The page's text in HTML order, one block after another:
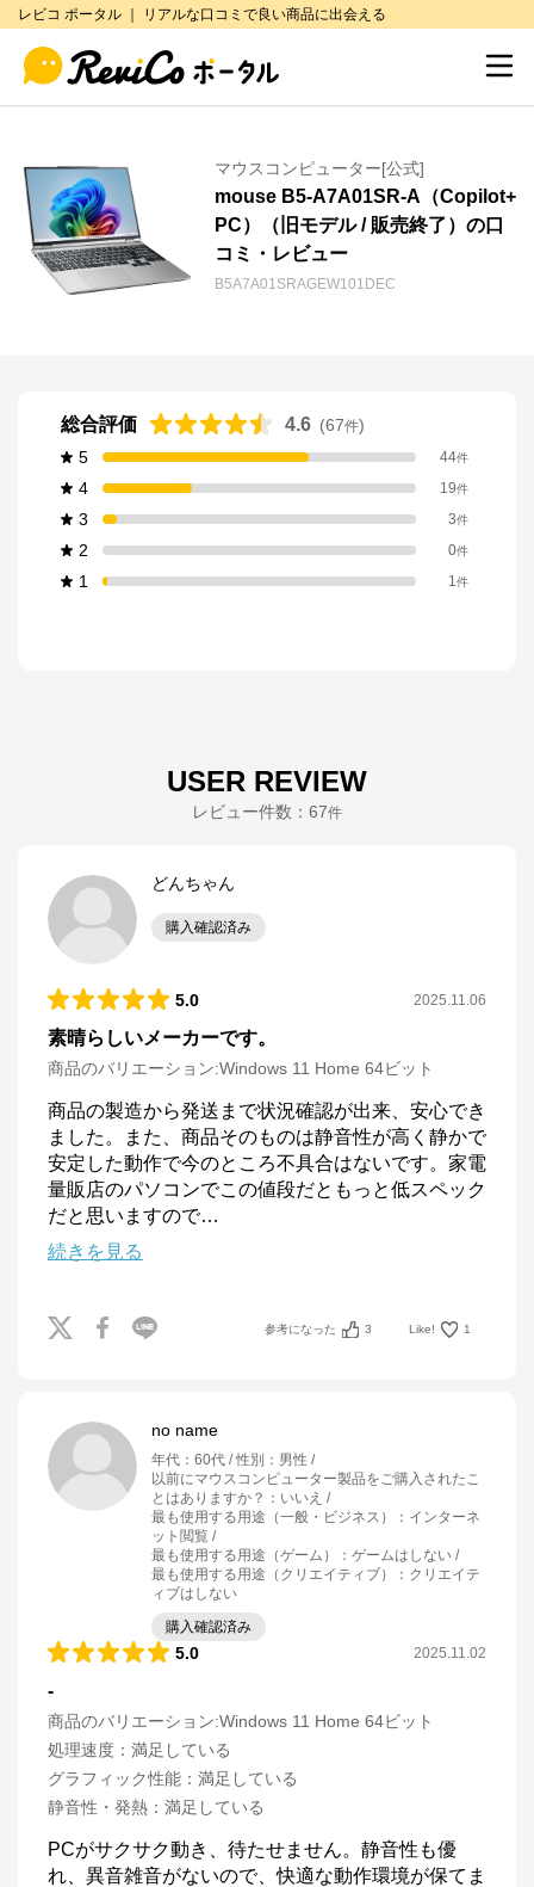
レビコ ポータル ｜ リアルな口コミで良い商品に出会える
マウスコンピューター[公式]
mouse B5-A7A01SR-A（Copilot+
PC）（旧モデル / 販売終了）の口
コミ・レビュー
B5A7A01SRAGEW101DEC
総合評価 4.6 (67件)
5
44件
4 19件
3 3件
2 0件
1 1件
USER REVIEW
レビュー件数： 67件
どんちゃん
購入確認済み
5.0 2025.11.06
素晴らしいメーカーです。
商品のバリエーション:Windows 11 Home 64ビット
商品の製造から発送まで状況確認が出来、安心でき
ました。また、商品そのものは静音性が高く静かで
安定した動作で今のところ不具合はないです。家電
量販店のパソコンでこの値段だともっと低スペック
だと思いますので…
続きを見る
参考になった 3 Like! 1
no name
年代 ： 60代 性別 ： 男性
以前にマウスコンピューター製品をご購入されたこ
とはありますか？ ： いいえ
最も使用する用途（一般・ビジネス）
： インターネ
ット閲覧
最も使用する用途（ゲーム）
： ゲームはしない
最も使用する用途（クリエイティブ）
： クリエイテ
ィブはしない
購入確認済み
5.0 2025.11.02
-
商品のバリエーション:Windows 11 Home 64ビット
処理速度 ： 満足している
グラフィック性能 ： 満足している
静音性・発熱 ： 満足している
PCがサクサク動き、待たせません。静音性も優
れ、異音雑音がないので、快適な動作環境が保てま